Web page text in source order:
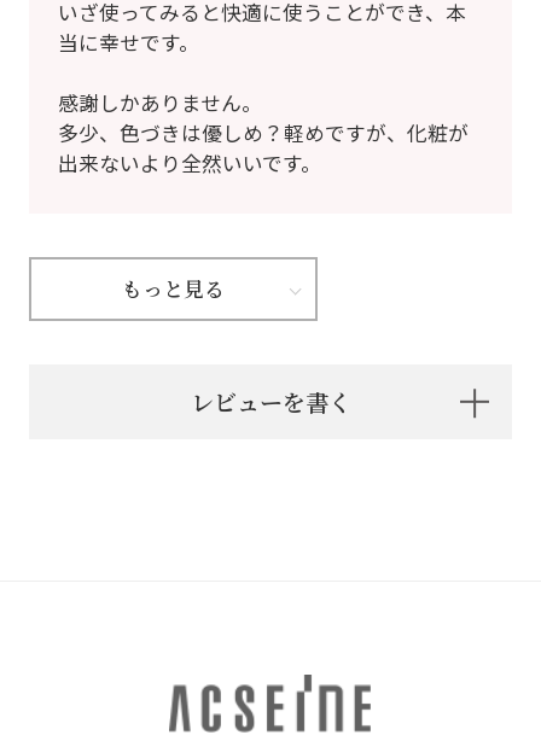
いざ使ってみると快適に使うことができ、本
当に幸せです。
感謝しかありません。
多少、色づきは優しめ？軽めですが、化粧が
出来ないより全然いいです。
もっと見る
レビューを書く